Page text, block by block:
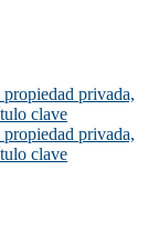
privada,
clave
privada,
clave